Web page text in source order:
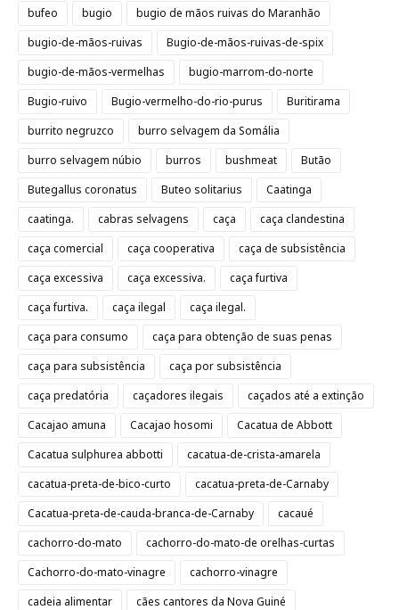
bufeo
bugio
bugio de mãos ruivas do Maranhão
bugio-de-mãos-ruivas
Bugio-de-mãos-ruivas-de-spix
bugio-de-mãos-vermelhas
bugio-marrom-do-norte
Bugio-ruivo
Bugio-vermelho-do-rio-purus
Buritirama
burrito negruzco
burro selvagem da Somália
burro selvagem núbio
burros bushmeat
Butão
Butegallus coronatus
Buteo solitarius
Caatinga
caatinga.
cabras selvagens caça
caça clandestina
caça comercial
caça cooperativa
caça de subsistência
caça excessiva
caça excessiva.
caça furtiva
caça furtiva.
caça ilegal
caça ilegal.
caça para consumo
caça para obtenção de suas penas
caça para subsistência
caça por subsistência
caça predatória
caçadores ilegais
caçados até a extinção
Cacajao amuna
Cacajao hosomi
Cacatua de Abbott
Cacatua sulphurea abbotti
cacatua-de-crista-amarela
cacatua-preta-de-bico-curto
cacatua-preta-de-Carnaby
Cacatua-preta-de-cauda-branca-de-Carnaby
cacaué
cachorro-do-mato
cachorro-do-mato-de orelhas-curtas
Cachorro-do-mato-vinagre
cachorro-vinagre
cadeia alimentar
cães cantores da Nova Guiné